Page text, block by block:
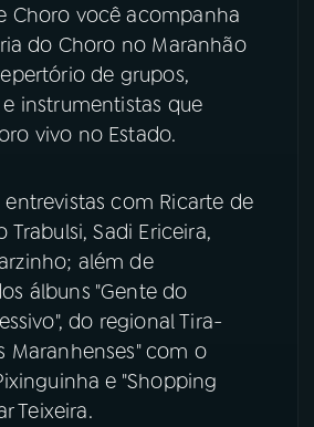
MEC
Facebook
Choro você acompanha
do Choro no Maranhão
de grupos,
instrumentistas que
vivo no Estado.
com Ricarte de
Trabulsi, Sadi Ericeira,
além de
álbuns "Gente do
do regional Tira-
Maranhenses" com o
e "Shopping
Teixeira.